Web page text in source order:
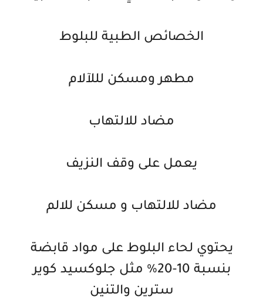
الخصائص الطبية للبلوط
مطهر ومسكن لللآلام
مضاد للالتهاب
يعمل على وقف النزيف
مضاد للالتهاب و مسكن للالم
يحتوي لحاء البلوط على مواد قابضة
بنسبة 10-20% مثل جلوكسيد كوير
سترين والتنين